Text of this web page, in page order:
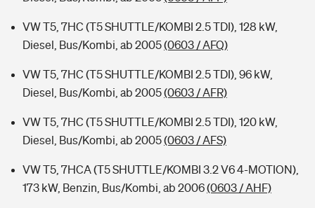
VW T5, 7HC (T5 SHUTTLE/KOMBI 2.5 TDI), 128 kW,
Diesel, Bus/Kombi, ab 2005(0603 / AFQ)
VW T5, 7HC (T5 SHUTTLE/KOMBI 2.5 TDI), 96 kW,
Diesel, Bus/Kombi, ab 2005(0603 / AFR)
VW T5, 7HC (T5 SHUTTLE/KOMBI 2.5 TDI), 120 kW,
Diesel, Bus/Kombi, ab 2005(0603 / AFS)
VW T5, 7HCA (T5 SHUTTLE/KOMBI 3.2 V6 4-MOTION),
173 kW, Benzin, Bus/Kombi, ab 2006(0603 / AHF)